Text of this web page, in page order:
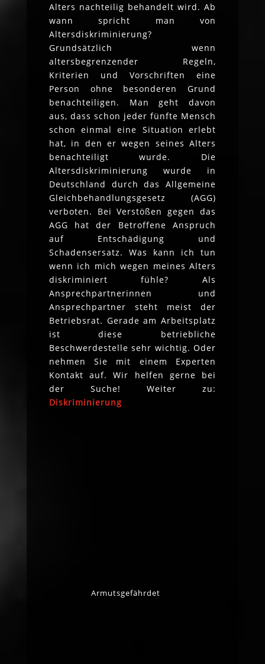
Alters nachteilig behandelt wird. Ab
wann spricht man von
Altersdiskriminierung?
Grundsätzlich wenn
altersbegrenzender Regeln,
Kriterien und Vorschriften eine
Person ohne besonderen Grund
benachteiligen. Man geht davon
aus, dass schon jeder fünfte Mensch
schon einmal eine Situation erlebt
hat, in den er wegen seines Alters
benachteiligt wurde. Die
Altersdiskriminierung wurde in
Deutschland durch das Allgemeine
Gleichbehandlungsgesetz (AGG)
verboten. Bei Verstößen gegen das
AGG hat der Betroffene Anspruch
auf Entschädigung und
Schadensersatz. Was kann ich tun
wenn ich mich wegen meines Alters
diskriminiert fühle? Als
Ansprechpartnerinnen und
Ansprechpartner steht meist der
Betriebsrat. Gerade am Arbeitsplatz
ist diese betriebliche
Beschwerdestelle sehr wichtig. Oder
nehmen Sie mit einem Experten
Kontakt auf. Wir helfen gerne bei
der Suche! Weiter zu:
Diskriminierung
Armutsgefährdet